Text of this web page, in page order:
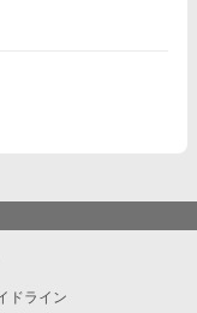
ドライン